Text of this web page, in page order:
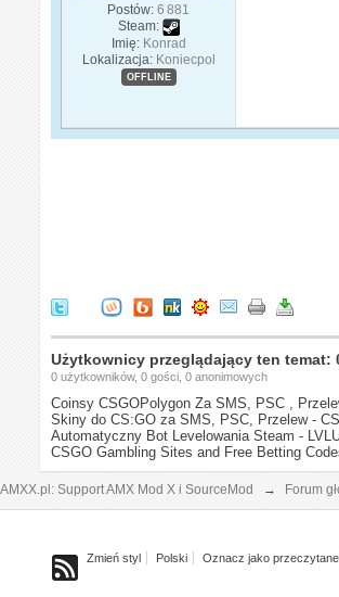
Postów: 6 881
Steam:
Imię: Konrad
Lokalizacja: Koniecpol
OFFLINE
Użytkownicy przeglądający ten temat:
0 użytkowników, 0 gości, 0 anonimowych
Coinsy CSGOPolygon Za SMS, PSC ,
Skiny do CS:GO za SMS, PSC, Przelew -
Automatyczny Bot Levelowania Steam -
CSGO Gambling Sites and Free Betting
AMXX.pl: Support AMX Mod X i SourceMod → Forum
Zmień styl Polski Oznacz jako przeczytane